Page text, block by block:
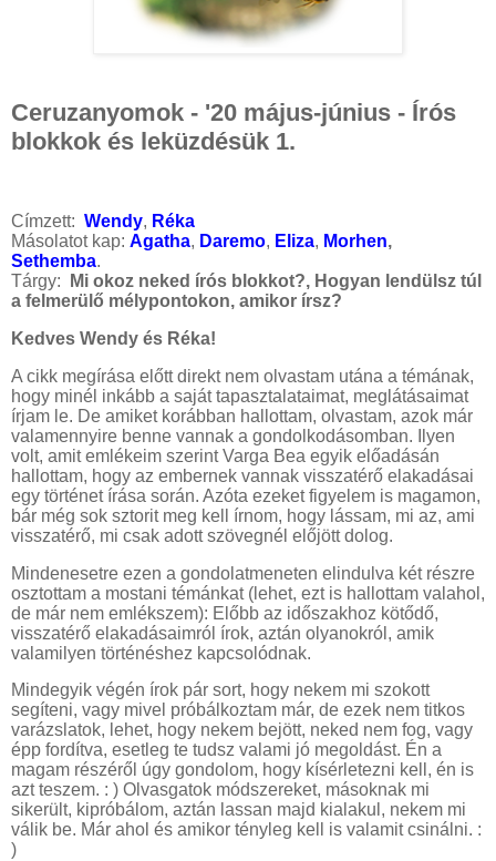
Ceruzanyomok - '20 május-június - Írós
blokkok és leküzdésük 1.
Címzett: Wendy, Réka
Másolatot kap: Agatha, Daremo, Eliza, Morhen,
Sethemba.
Tárgy:
Mi okoz neked írós blokkot?, Hogyan lendülsz túl
a felmerülő mélypontokon, amikor írsz?
Kedves Wendy és Réka!
A cikk megírása előtt direkt nem olvastam utána a témának,
hogy minél inkább a saját tapasztalataimat, meglátásaimat
írjam le. De amiket korábban hallottam, olvastam, azok már
valamennyire benne vannak a gondolkodásomban. Ilyen
volt, amit emlékeim szerint Varga Bea egyik előadásán
hallottam, hogy az embernek vannak visszatérő elakadásai
egy történet írása során. Azóta ezeket figyelem is magamon,
bár még sok sztorit meg kell írnom, hogy lássam, mi az, ami
visszatérő, mi csak adott szövegnél előjött dolog.
Mindenesetre ezen a gondolatmeneten elindulva két részre
osztottam a mostani témánkat (lehet, ezt is hallottam valahol,
de már nem emlékszem): Előbb az időszakhoz kötődő,
visszatérő elakadásaimról írok, aztán olyanokról, amik
valamilyen történéshez kapcsolódnak.
Mindegyik végén írok pár sort, hogy nekem mi szokott
segíteni, vagy mivel próbálkoztam már, de ezek nem titkos
varázslatok, lehet, hogy nekem bejött, neked nem fog, vagy
épp fordítva, esetleg te tudsz valami jó megoldást. Én a
magam részéről úgy gondolom, hogy kísérletezni kell, én is
azt teszem. : ) Olvasgatok módszereket, másoknak mi
sikerült, kipróbálom, aztán lassan majd kialakul, nekem mi
válik be. Már ahol és amikor tényleg kell is valamit csinálni. :
)